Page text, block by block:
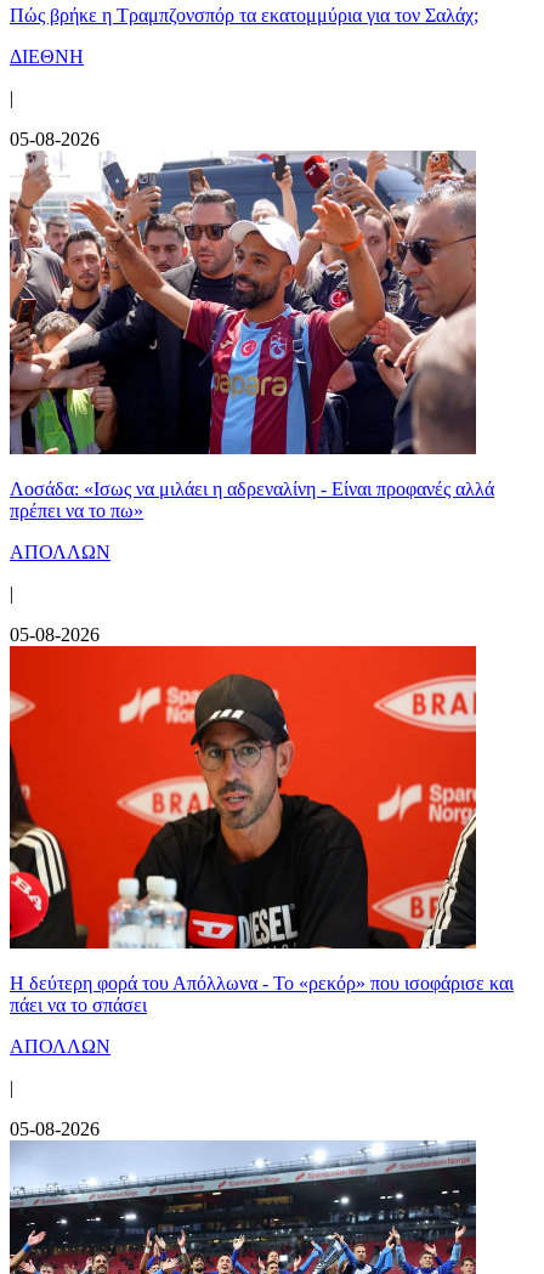
Πώς βρήκε η Τραμπζονσπόρ τα εκατομμύρια για τον Σαλάχ;
ΔΙΕΘΝΗ
|
05-08-2026
Λοσάδα: «Ισως να μιλάει η αδρεναλίνη - Είναι προφανές αλλά
πρέπει να το πω»
ΑΠΟΛΛΩΝ
|
05-08-2026
Η δεύτερη φορά του Απόλλωνα - Το «ρεκόρ» που ισοφάρισε και
πάει να το σπάσει
ΑΠΟΛΛΩΝ
|
05-08-2026